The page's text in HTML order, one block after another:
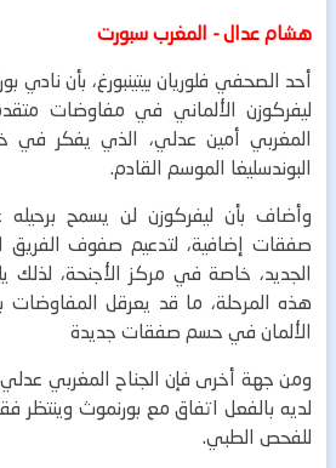
هشام عدال - المغرب سبورت
ليفركوزن الألماني في مفاوضات
المغربي أمين عدلي، الذي يفكر في
البوندسليغا الموسم القادم.
وأضاف بأن ليفركوزن لن يسمح
صفقات إضافية، لتدعيم صفوف الفريق
الجديد، خاصة في مركز الأجنحة، لذلك
هذه المرحلة، ما قد يعرقل المفاوضات
الألمان في حسم صفقات جديدة
لديه بالفعل اتفاق مع بورنموث وينتظر
للفحص الطبي.